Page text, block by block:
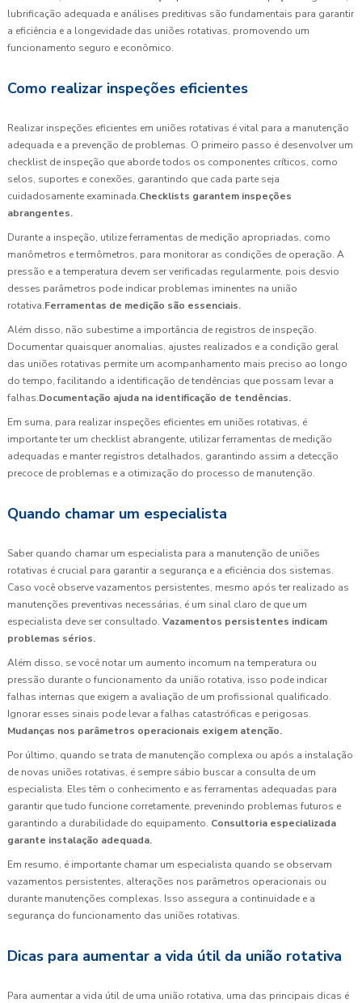
lubrificação adequada e análises preditivas são fundamentais para garantir
a eficiência e a longevidade das uniões rotativas, promovendo um
funcionamento seguro e econômico.
Como realizar inspeções eficientes
Realizar inspeções eficientes em uniões rotativas é vital para a manutenção
adequada e a prevenção de problemas. O primeiro passo é desenvolver um
checklist de inspeção que aborde todos os componentes críticos, como
selos, suportes e conexões, garantindo que cada parte seja
cuidadosamente examinada.Checklists garantem inspeções
abrangentes.
Durante a inspeção, utilize ferramentas de medição apropriadas, como
manômetros e termômetros, para monitorar as condições de operação. A
pressão e a temperatura devem ser verificadas regularmente, pois desvio
desses parâmetros pode indicar problemas iminentes na união
rotativa.Ferramentas de medição são essenciais.
Além disso, não subestime a importância de registros de inspeção.
Documentar quaisquer anomalias, ajustes realizados e a condição geral
das uniões rotativas permite um acompanhamento mais preciso ao longo
do tempo, facilitando a identificação de tendências que possam levar a
falhas.Documentação ajuda na identificação de tendências.
Em suma, para realizar inspeções eficientes em uniões rotativas, é
importante ter um checklist abrangente, utilizar ferramentas de medição
adequadas e manter registros detalhados, garantindo assim a detecção
precoce de problemas e a otimização do processo de manutenção.
Quando chamar um especialista
Saber quando chamar um especialista para a manutenção de uniões
rotativas é crucial para garantir a segurança e a eficiência dos sistemas.
Caso você observe vazamentos persistentes, mesmo após ter realizado as
manutenções preventivas necessárias, é um sinal claro de que um
especialista deve ser consultado. Vazamentos persistentes indicam
problemas sérios.
Além disso, se você notar um aumento incomum na temperatura ou
pressão durante o funcionamento da união rotativa, isso pode indicar
falhas internas que exigem a avaliação de um profissional qualificado.
Ignorar esses sinais pode levar a falhas catastróficas e perigosas.
Mudanças nos parâmetros operacionais exigem atenção.
Por último, quando se trata de manutenção complexa ou após a instalação
de novas uniões rotativas, é sempre sábio buscar a consulta de um
especialista. Eles têm o conhecimento e as ferramentas adequadas para
garantir que tudo funcione corretamente, prevenindo problemas futuros e
garantindo a durabilidade do equipamento. Consultoria especializada
garante instalação adequada.
Em resumo, é importante chamar um especialista quando se observam
vazamentos persistentes, alterações nos parâmetros operacionais ou
durante manutenções complexas. Isso assegura a continuidade e a
segurança do funcionamento das uniões rotativas.
Dicas para aumentar a vida útil da união rotativa
Para aumentar a vida útil de uma união rotativa, uma das principais dicas é